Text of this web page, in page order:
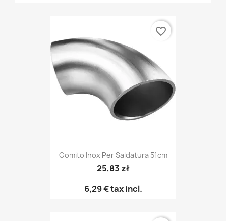
Gomito Inox Per Saldatura 51cm
25,83 zł
6,29 €tax incl.
favorite_border